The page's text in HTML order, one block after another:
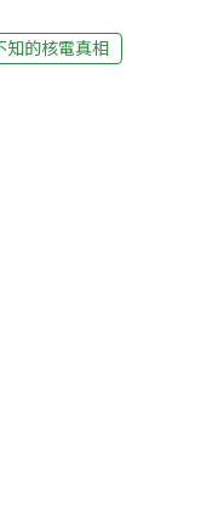
的「綠色公民行
不知的核電真
知的核電真相